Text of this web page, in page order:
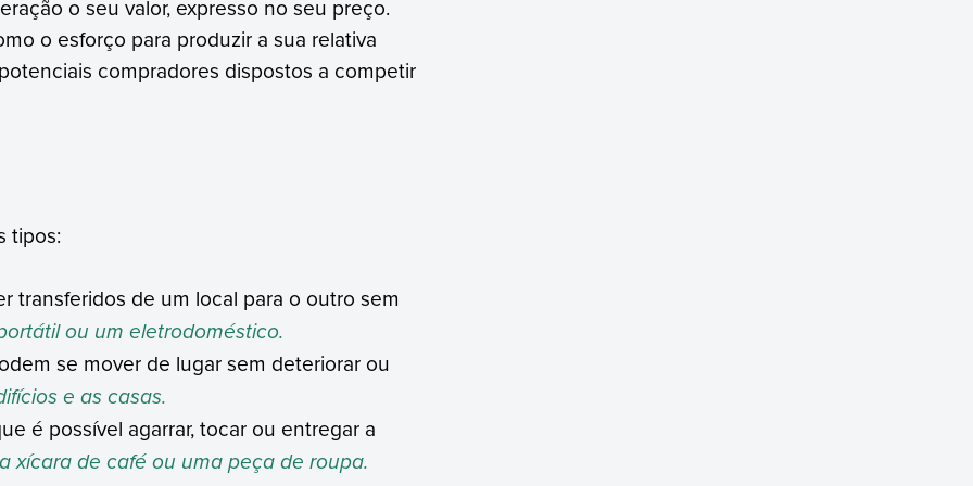
o seu valor, expresso no seu preço.
o esforço para produzir a sua relativa
compradores dispostos a competir
tipos:
transferidos de um local para o outro sem
ou um eletrodoméstico.
se mover de lugar sem deteriorar ou
e as casas.
é possível agarrar, tocar ou entregar a
xícara de café ou uma peça de roupa.